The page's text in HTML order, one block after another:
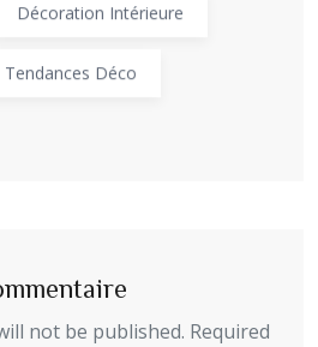
Décoration Intérieure
Tendances Déco
not be published. Required